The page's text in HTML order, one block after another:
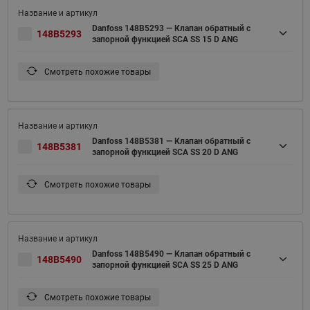
148B5293
Danfoss 148B5293 — Клапан обратный с
запорной функцией SCA SS 15 D ANG
Смотреть похожие товары
148B5381
Danfoss 148B5381 — Клапан обратный с
запорной функцией SCA SS 20 D ANG
Смотреть похожие товары
148B5490
Danfoss 148B5490 — Клапан обратный с
запорной функцией SCA SS 25 D ANG
Смотреть похожие товары